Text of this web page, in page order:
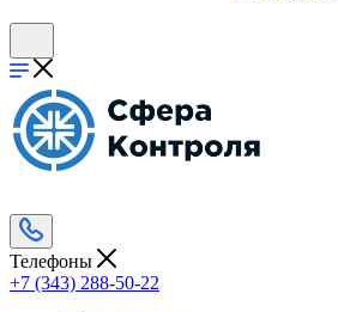
Телефоны
+7 (343) 288-50-22